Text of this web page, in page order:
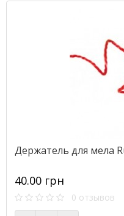
Держатель для мела
40.00 грн
0 отзывов